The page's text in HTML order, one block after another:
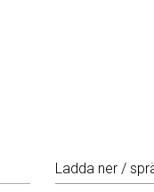
Ladda ner /